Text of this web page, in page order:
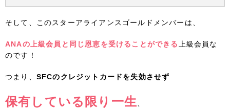
そして、このスターアライアンスゴールドメンバーは、
ANAの上級会員と同じ恩恵を受けることができる
上級会員な
のです！
つまり、 SFCのクレジットカードを失効させず
保有している限り一生